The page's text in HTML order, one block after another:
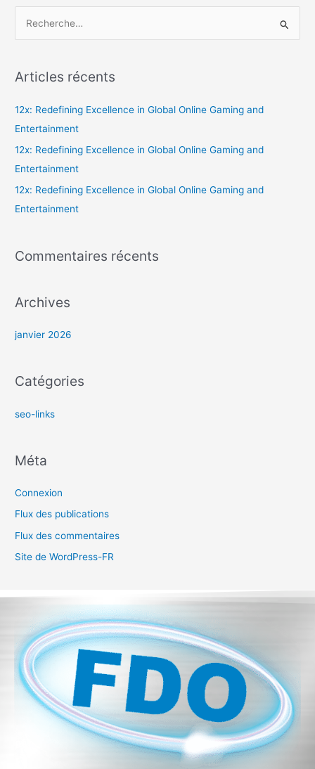
h
r
Articles récents
12x: Redefining Excellence in Global Online Gaming and
Entertainment
12x: Redefining Excellence in Global Online Gaming and
Entertainment
12x: Redefining Excellence in Global Online Gaming and
Entertainment
Commentaires récents
Archives
janvier 2026
Catégories
seo-links
Méta
Connexion
Flux des publications
Flux des commentaires
Site de WordPress-FR